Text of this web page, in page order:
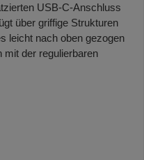
USB-C-Anschluss
über griffige Strukturen
leicht nach oben gezogen
mit der regulierbaren